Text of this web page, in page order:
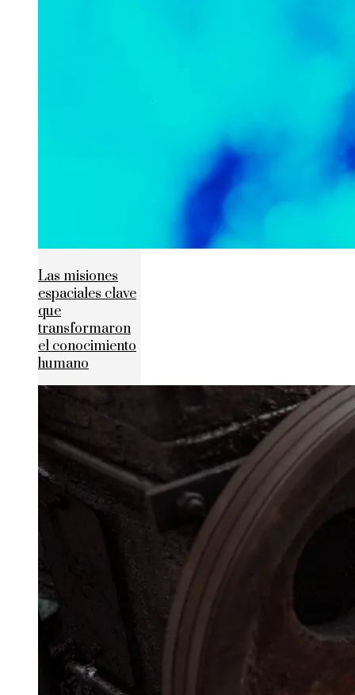
Las misiones
espaciales clave
que
transformaron
el conocimiento
humano